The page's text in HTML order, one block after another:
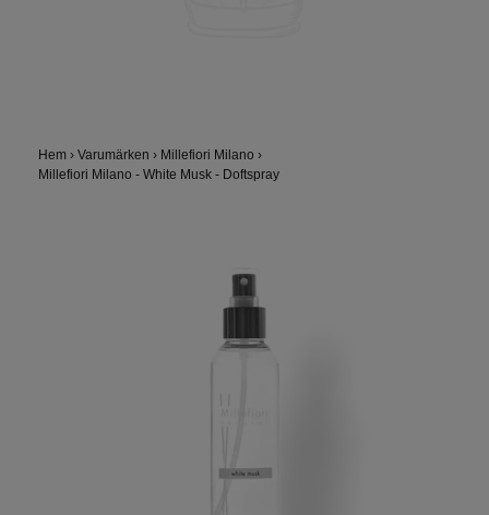
Hem › Varumärken › Millefiori Milano ›
Millefiori Milano - White Musk - Doftspray